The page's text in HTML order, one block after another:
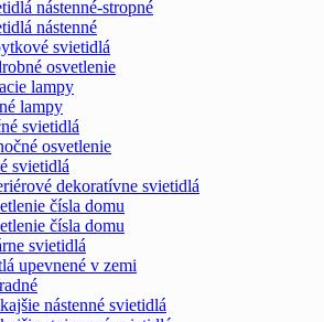
nástenné-stropné
nástenné
svietidlá
osvetlenie
lampy
lampy
svietidlá
osvetlenie
svietidlá
dekoratívne svietidlá
čísla domu
čísla domu
svietidlá
upevnené v zemi
nástenné svietidlá